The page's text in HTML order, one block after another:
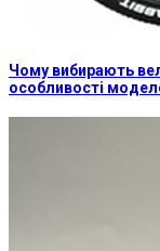
Чому вибирають
особливості